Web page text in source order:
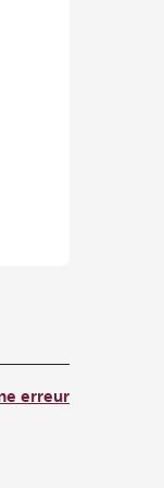
erreur